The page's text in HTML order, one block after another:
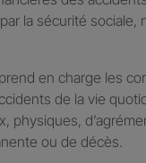
la sécurité sociale,
en charge les
de la vie
physiques,
ou de décès.